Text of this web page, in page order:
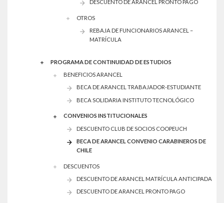
DESCUENTO DE ARANCEL PRONTO PAGO
OTROS
REBAJA DE FUNCIONARIOS ARANCEL –
MATRÍCULA
PROGRAMA DE CONTINUIDAD DE ESTUDIOS
BENEFICIOS ARANCEL
BECA DE ARANCEL TRABAJADOR-ESTUDIANTE
BECA SOLIDARIA INSTITUTO TECNOLÓGICO
CONVENIOS INSTITUCIONALES
DESCUENTO CLUB DE SOCIOS COOPEUCH
BECA DE ARANCEL CONVENIO CARABINEROS DE
CHILE
DESCUENTOS
DESCUENTO DE ARANCEL MATRÍCULA ANTICIPADA
DESCUENTO DE ARANCEL PRONTO PAGO